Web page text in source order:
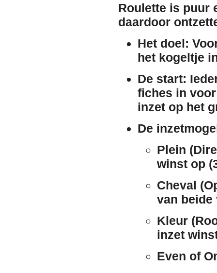
Roulette is puur
daardoor
Het doel:
het kogeltje
De start:
fiches in
inzet op het
De
Plein
winst op
Cheval
van beide
Kleur
inzet
Even of